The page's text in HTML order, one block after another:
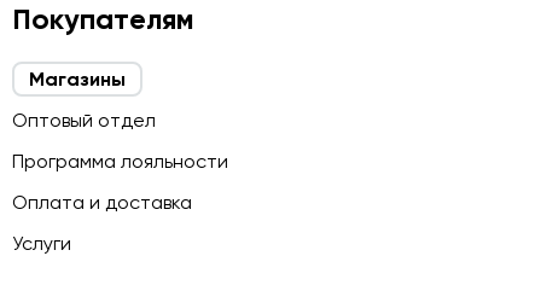
Покупателям
Магазины
Оптовый отдел
Программа лояльности
Оплата и доставка
Услуги